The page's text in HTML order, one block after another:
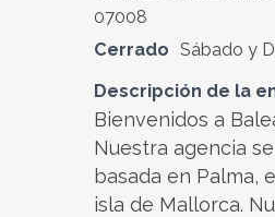
07008
Cerrado Sábado y
Descripción de la
Bienvenidos a
Nuestra agencia
basada en Palma,
isla de Mallorca.